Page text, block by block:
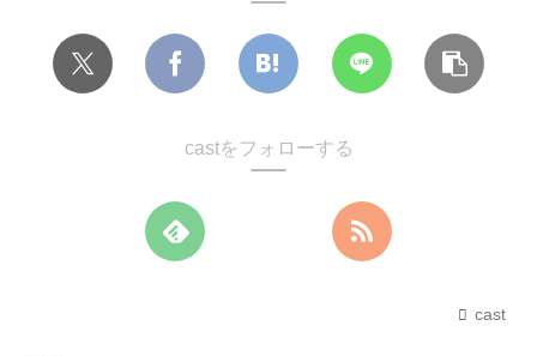
castをフォローする
cast